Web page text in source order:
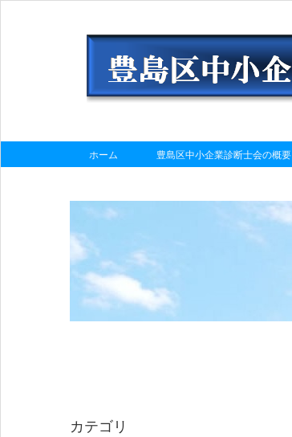
ホーム 豊島区中小企業診断士会の概要
カテゴリ